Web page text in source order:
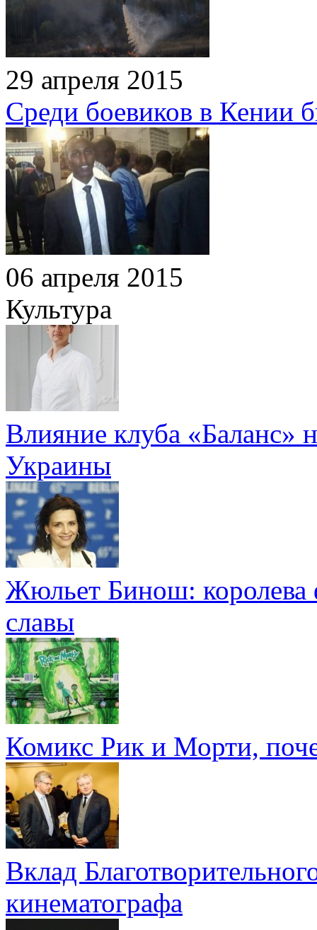
29 апреля 2015
Среди боевиков в Кении
06 апреля 2015
Культура
Влияние клуба «Баланс»
Украины
Жюльет Бинош: королева
славы
Комикс Рик и Морти,
Вклад
кинематографа